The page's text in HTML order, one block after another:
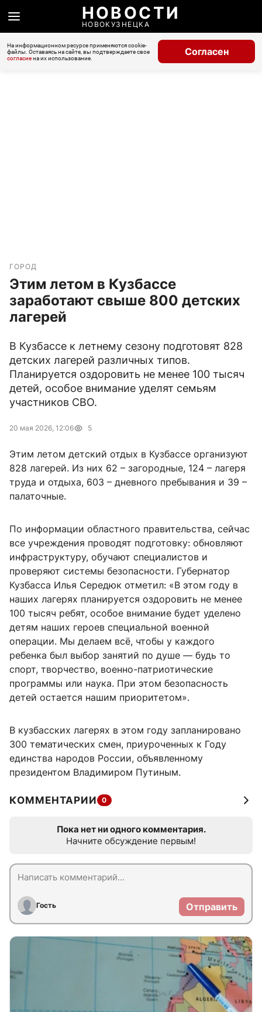
НОВОСТИ
НОВОКУЗНЕЦКА
На информационном ресурсе применяются cookie-
файлы. Оставаясь на сайте, вы подтверждаете свое
согласиена их использование.
Согласен
ГОРОД
Этим летом в Кузбассе
заработают свыше 800 детских
лагерей
В Кузбассе к летнему сезону подготовят 828
детских лагерей различных типов.
Планируется оздоровить не менее 100 тысяч
детей, особое внимание уделят семьям
участников СВО.
20 мая 2026, 12:06 5
Этим летом детский отдых в Кузбассе организуют
828 лагерей. Из них 62 – загородные, 124 – лагеря
труда и отдыха, 603 – дневного пребывания и 39 –
палаточные.
По информации областного правительства, сейчас
все учреждения проводят подготовку: обновляют
инфраструктуру, обучают специалистов и
проверяют системы безопасности. Губернатор
Кузбасса Илья Середюк отметил: «В этом году в
наших лагерях планируется оздоровить не менее
100 тысяч ребят, особое внимание будет уделено
детям наших героев специальной военной
операции. Мы делаем всё, чтобы у каждого
ребенка был выбор занятий по душе — будь то
спорт, творчество, военно-патриотические
программы или наука. При этом безопасность
детей остается нашим приоритетом».
В кузбасских лагерях в этом году запланировано
300 тематических смен, приуроченных к Году
единства народов России, объявленному
президентом Владимиром Путиным.
КОММЕНТАРИИ 0
Пока нет ни одного комментария.
Начните обсуждение первым!
Гость Отправить